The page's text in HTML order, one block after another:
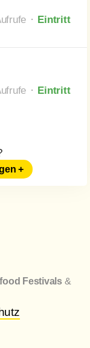
⬝ Eintritt
⬝ Eintritt
+
Festivals&